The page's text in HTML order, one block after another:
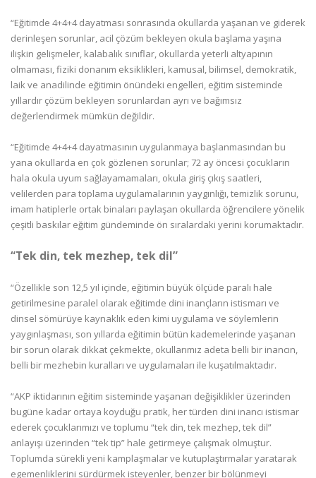
“Eğitimde 4+4+4 dayatması sonrasında okullarda yaşanan ve giderek
derinleşen sorunlar, acil çözüm bekleyen okula başlama yaşına
ilişkin gelişmeler, kalabalık sınıflar, okullarda yeterli altyapının
olmaması, fiziki donanım eksiklikleri, kamusal, bilimsel, demokratik,
laik ve anadilinde eğitimin önündeki engelleri, eğitim sisteminde
yıllardır çözüm bekleyen sorunlardan ayrı ve bağımsız
değerlendirmek mümkün değildir.
“Eğitimde 4+4+4 dayatmasının uygulanmaya başlanmasından bu
yana okullarda en çok gözlenen sorunlar; 72 ay öncesi çocukların
hala okula uyum sağlayamamaları, okula giriş çıkış saatleri,
velilerden para toplama uygulamalarının yaygınlığı, temizlik sorunu,
imam hatiplerle ortak binaları paylaşan okullarda öğrencilere yönelik
çeşitli baskılar eğitim gündeminde ön sıralardaki yerini korumaktadır.
“Tek din, tek mezhep, tek dil”
“Özellikle son 12,5 yıl içinde, eğitimin büyük ölçüde paralı hale
getirilmesine paralel olarak eğitimde dini inançların istismarı ve
dinsel sömürüye kaynaklık eden kimi uygulama ve söylemlerin
yaygınlaşması, son yıllarda eğitimin bütün kademelerinde yaşanan
bir sorun olarak dikkat çekmekte, okullarımız adeta belli bir inancın,
belli bir mezhebin kuralları ve uygulamaları ile kuşatılmaktadır.
“AKP iktidarının eğitim sisteminde yaşanan değişiklikler üzerinden
bugüne kadar ortaya koyduğu pratik, her türden dini inancı istismar
ederek çocuklarımızı ve toplumu “tek din, tek mezhep, tek dil”
anlayışı üzerinden “tek tip” hale getirmeye çalışmak olmuştur.
Toplumda sürekli yeni kamplaşmalar ve kutuplaştırmalar yaratarak
egemenliklerini sürdürmek isteyenler, benzer bir bölünmeyi